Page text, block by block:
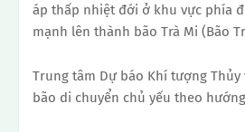
áp thấp nhiệt đới ở khu vực phía
mạnh lên thành bão Trà Mi (Bão
Trung tâm Dự báo Khí tượng Thủy
bão di chuyển chủ yếu theo hướng